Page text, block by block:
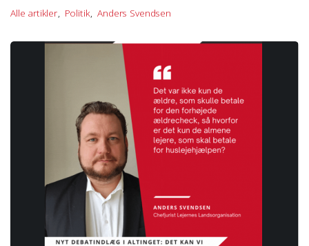
Alle artikler
Politik Anders Svendsen